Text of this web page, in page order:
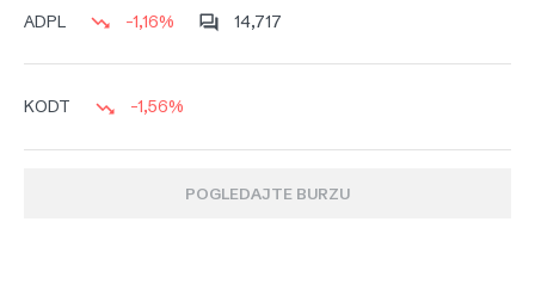
ADPL -1,16% 14,717
KODT -1,56%
POGLEDAJTE BURZU